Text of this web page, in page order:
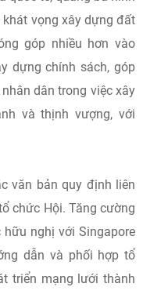
vọng xây dựng đất
góp nhiều hơn vào
dựng chính sách, góp
dân trong việc xây
và thịnh vượng, với
văn bản quy định liên
chức Hội. Tăng cường
nghị với Singapore
dẫn và phối hợp tổ
triển mạng lưới thành